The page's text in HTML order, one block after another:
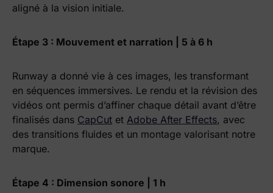
aligné à la vision initiale.
Étape 3 : Mouvement et narration | 5 à 6 h
Runway a donné vie à ces images, les transformant
en séquences immersives. Le rendu et la révision des
vidéos ont permis d’affiner chaque détail avant d’être
finalisés dans CapCut et Adobe After Effects, avec
des transitions fluides et un montage valorisant notre
marque.
Étape 4 : Dimension sonore | 1 h